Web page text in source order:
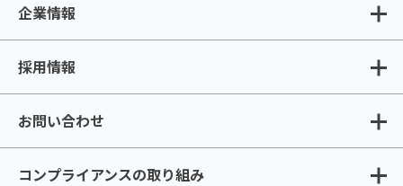
企業情報
採用情報
お問い合わせ
コンプライアンスの取り組み